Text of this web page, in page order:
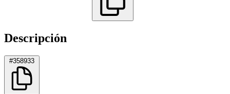
Descripción
#358933